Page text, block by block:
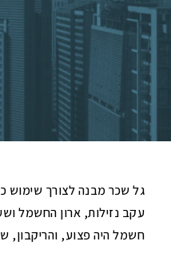
הפנים
תיאורי מקרה – ארנונה למגורים
משרד הפנים
גל שכר מבנה לצורך שימוש
עקב נזילות, ארון החשמל
חשמל היה פצוע, והריקבון,